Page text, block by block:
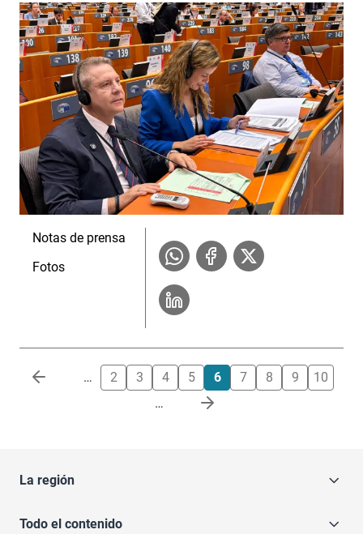
Notas de prensa
Fotos
Paginación … 2 3 4 5 6 7 8 9
10
…
La región
Todo el contenido